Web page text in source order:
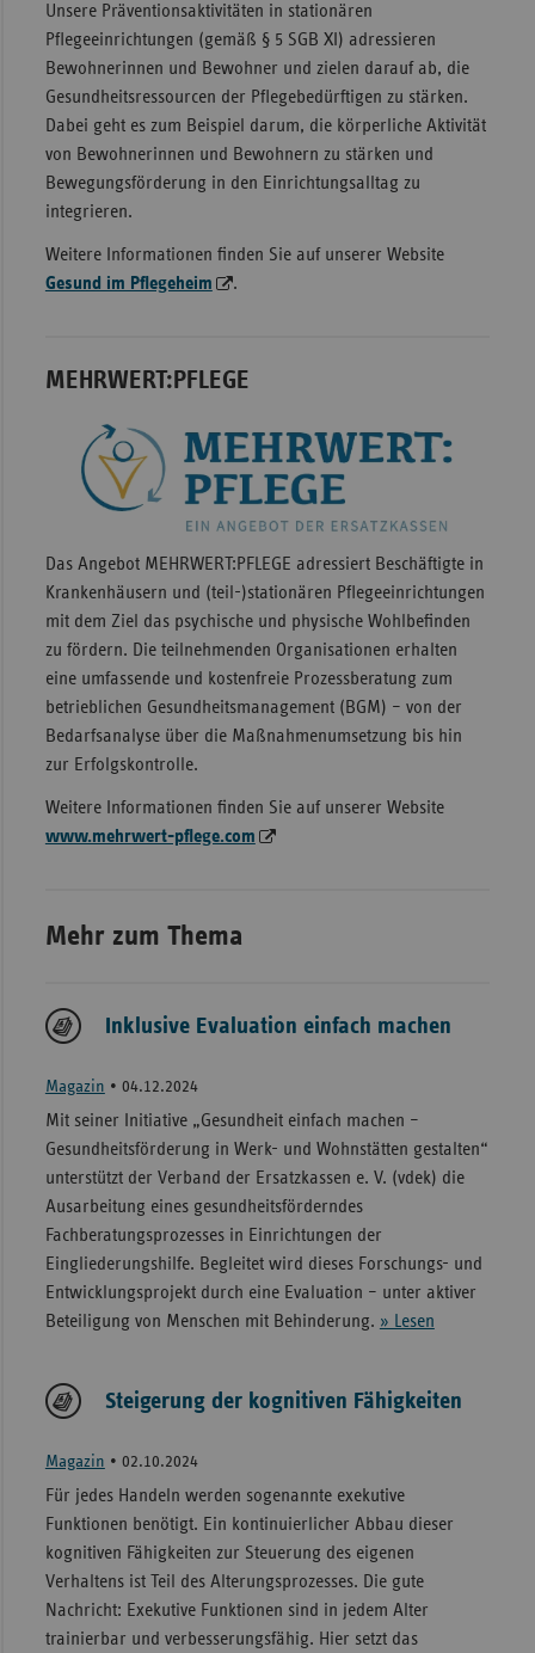
Unsere Präventionsaktivitäten in stationären
Pflegeeinrichtungen (gemäß § 5 SGB XI) adressieren
Bewohnerinnen und Bewohner und zielen darauf ab, die
Gesundheitsressourcen der Pflegebedürftigen zu stärken.
Dabei geht es zum Beispiel darum, die körperliche Aktivität
von Bewohnerinnen und Bewohnern zu stärken und
Bewegungsförderung in den Einrichtungsalltag zu
integrieren.
Weitere Informationen finden Sie auf unserer Website
Gesund im Pflegeheim
.
MEHRWERT:PFLEGE
Das Angebot MEHRWERT:PFLEGE adressiert Beschäftigte in
Krankenhäusern und (teil-)stationären Pflegeeinrichtungen
mit dem Ziel das psychische und physische Wohlbefinden
zu fördern. Die teilnehmenden Organisationen erhalten
eine umfassende und kostenfreie Prozessberatung zum
betrieblichen Gesundheitsmanagement (BGM) – von der
Bedarfsanalyse über die Maßnahmenumsetzung bis hin
zur Erfolgskontrolle.
Weitere Informationen finden Sie auf unserer Website
www.mehrwert-pflege.com
Mehr zum Thema
Inklusive Evaluation einfach machen
Magazin • 04.12.2024
Mit seiner Initiative „Gesundheit einfach machen –
Gesundheitsförderung in Werk- und Wohnstätten gestalten“
unterstützt der Verband der Ersatzkassen e. V. (vdek) die
Ausarbeitung eines gesundheitsförderndes
Fachberatungsprozesses in Einrichtungen der
Eingliederungshilfe. Begleitet wird dieses Forschungs- und
Entwicklungsprojekt durch eine Evaluation – unter aktiver
Beteiligung von Menschen mit Behinderung. » Lesen
Steigerung der kognitiven Fähigkeiten
Magazin • 02.10.2024
Für jedes Handeln werden sogenannte exekutive
Funktionen benötigt. Ein kontinuierlicher Abbau dieser
kognitiven Fähigkeiten zur Steuerung des eigenen
Verhaltens ist Teil des Alterungsprozesses. Die gute
Nachricht: Exekutive Funktionen sind in jedem Alter
trainierbar und verbesserungsfähig. Hier setzt das